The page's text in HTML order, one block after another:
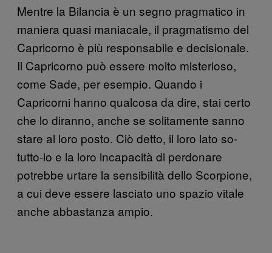
Mentre la Bilancia è un segno pragmatico in
maniera quasi maniacale, il pragmatismo del
Capricorno è più responsabile e decisionale.
Il Capricorno può essere molto misterioso,
come Sade, per esempio. Quando i
Capricorni hanno qualcosa da dire, stai certo
che lo diranno, anche se solitamente sanno
stare al loro posto. Ciò detto, il loro lato so-
tutto-io e la loro incapacità di perdonare
potrebbe urtare la sensibilità dello Scorpione,
a cui deve essere lasciato uno spazio vitale
anche abbastanza ampio.